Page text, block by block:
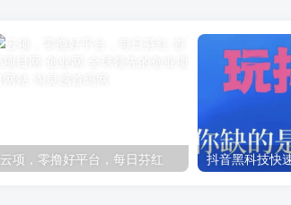
云项，零撸好平台，每日芬红